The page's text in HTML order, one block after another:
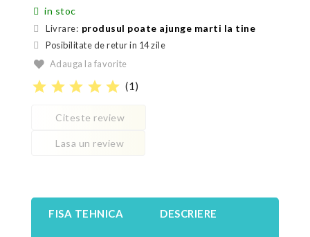
in stoc
Livrare: produsul poate ajunge marti la tine
Posibilitate de retur in 14 zile
Adauga la favorite
star star star star star (1)
Citeste review
Lasa un review
FISA TEHNICA DESCRIERE